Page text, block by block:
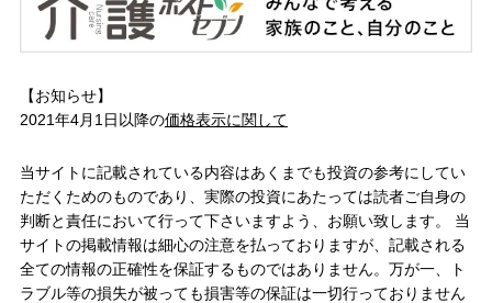
【お知らせ】
2021年4月1日以降の価格表示に関して
当サイトに記載されている内容はあくまでも投資の参考にしてい
ただくためのものであり、実際の投資にあたっては読者ご自身の
判断と責任において行って下さいますよう、お願い致します。 当
サイトの掲載情報は細心の注意を払っておりますが、記載される
全ての情報の正確性を保証するものではありません。万が一、ト
ラブル等の損失が被っても損害等の保証は一切行っておりません